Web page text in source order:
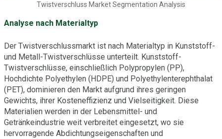
Twistverschluss Market Segmentation Analysis
Analyse nach Materialtyp
Der Twistverschlussmarkt ist nach Materialtyp in Kunststoff-
und Metall-Twistverschlüsse unterteilt. Kunststoff-
Twistverschlüsse, einschließlich Polypropylen (PP),
Hochdichte Polyethylen (HDPE) und Polyethylenterephthalat
(PET), dominieren den Markt aufgrund ihres geringen
Gewichts, ihrer Kosteneffizienz und Vielseitigkeit. Diese
Materialien werden in der Lebensmittel- und
Getränkeindustrie weit verbreitet eingesetzt, wo sie
hervorragende Abdichtungseigenschaften und